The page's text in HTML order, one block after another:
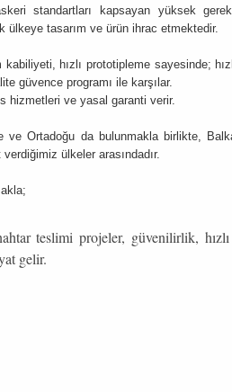
standartları kapsayan yüksek
ülkeye tasarım ve ürün ihrac etmektedir.
hızlı prototipleme sayesinde;
güvence programı ile karşılar.
hizmetleri ve yasal garanti verir.
ve Ortadoğu da bulunmakla birlikte,
ülkeler arasındadır.
teslimi projeler, güvenilirlik,
gelir.